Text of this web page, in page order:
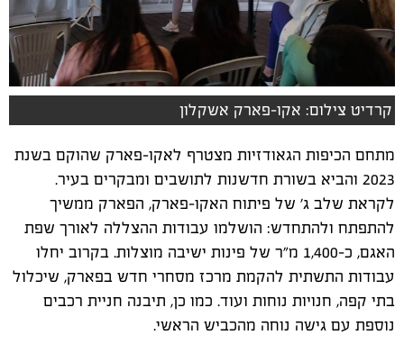
קרדיט צילום: אקו-פארק אשקלון
מתחם הכיפות הגאודזיות מצטרף לאקו-פארק שהוקם בשנת
2023 והביא בשורת חדשנות לתושבים ומבקרים בעיר.
לקראת שלב ג' של פיתוח האקו-פארק, הפארק ממשיך
להתפתח ולהתחדש: הושלמו עבודות ההצללה לאורך שפת
האגם, כ-1,400 מ"ר של פינות ישיבה מוצלות. בקרוב יחלו
עבודות התשתית להקמת מרכז מסחרי חדש בפארק, שיכלול
בתי קפה, חנויות נוחות ועוד. כמו כן, תיבנה חניית רכבים
נוספת עם גישה נוחה מהכביש הראשי.